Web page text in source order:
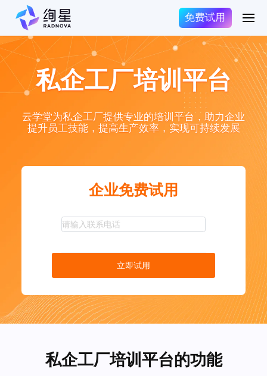
免费试用
私企工厂培训平台
云学堂为私企工厂提供专业的培训平台，助力企业
提升员工技能，提高生产效率，实现可持续发展
企业免费试用
立即试用
私企工厂培训平台的功能